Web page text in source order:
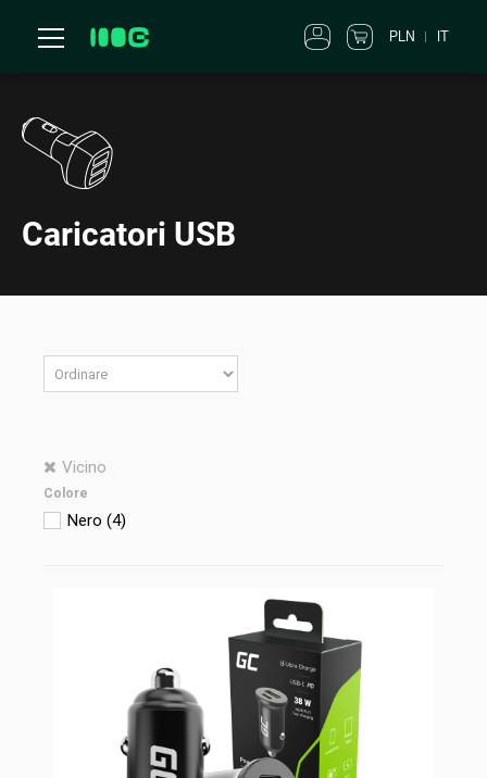
PLN IT
Caricatori USB
Vicino
Colore
Nero (4)